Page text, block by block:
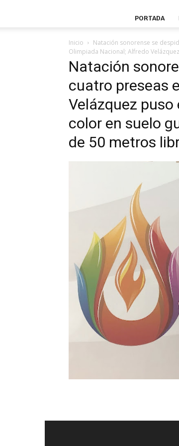
PORTADA
Inicio Natación sonorense se
Olimpiada Nacional; Alfredo
Natación
cuatro preseas
Velázquez
color en suelo
de 50 metros